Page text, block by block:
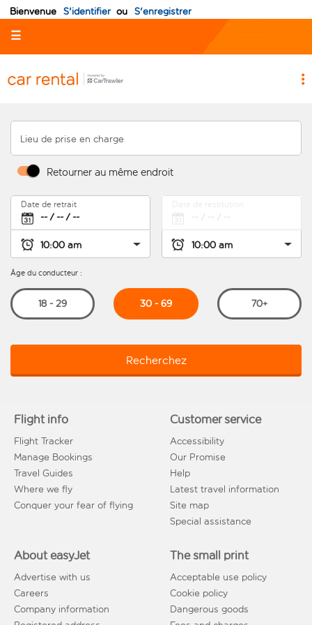
Bienvenue S'identifier ou S'enregistrer
☰
Lieu de prise en charge
Retourner au même endroit
Date de retrait
Âge du conducteur :
18 - 29 30 - 69 70+
Recherchez
Flight info
Flight Tracker
Manage Bookings
Travel Guides
Where we fly
Conquer your fear of flying
Customer service
Accessibility
Our Promise
Help
Latest travel information
Site map
Special assistance
About easyJet
Advertise with us
Careers
Company information
The small print
Acceptable use policy
Cookie policy
Dangerous goods